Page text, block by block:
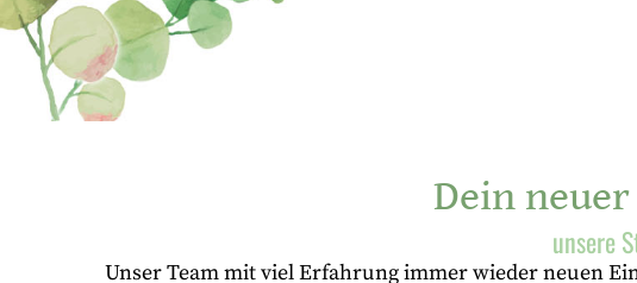
Dein
unsere
Unser Team mit viel Erfahrung immer wieder neuen